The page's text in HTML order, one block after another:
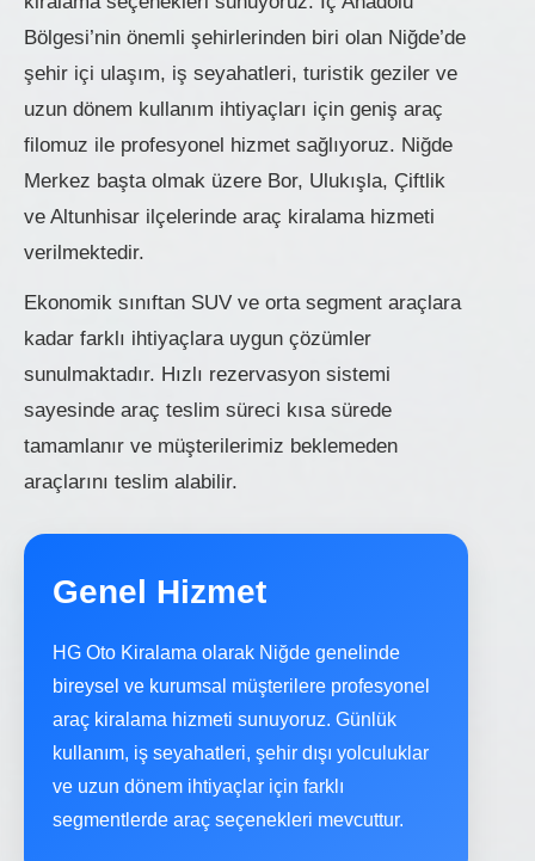
Bölgesi’nin önemli şehirlerinden biri olan Niğde’de
şehir içi ulaşım, iş seyahatleri, turistik geziler ve
uzun dönem kullanım ihtiyaçları için geniş araç
filomuz ile profesyonel hizmet sağlıyoruz. Niğde
Merkez başta olmak üzere Bor, Ulukışla, Çiftlik
ve Altunhisar ilçelerinde araç kiralama hizmeti
verilmektedir.
Ekonomik sınıftan SUV ve orta segment araçlara
kadar farklı ihtiyaçlara uygun çözümler
sunulmaktadır. Hızlı rezervasyon sistemi
sayesinde araç teslim süreci kısa sürede
tamamlanır ve müşterilerimiz beklemeden
araçlarını teslim alabilir.
Genel Hizmet
HG Oto Kiralama olarak Niğde genelinde
bireysel ve kurumsal müşterilere profesyonel
araç kiralama hizmeti sunuyoruz. Günlük
kullanım, iş seyahatleri, şehir dışı yolculuklar
ve uzun dönem ihtiyaçlar için farklı
segmentlerde araç seçenekleri mevcuttur.